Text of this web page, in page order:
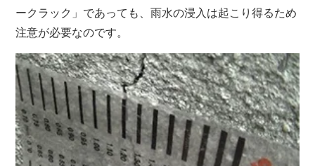
ークラック」であっても、雨水の浸入は起こり得るため
注意が必要なのです。